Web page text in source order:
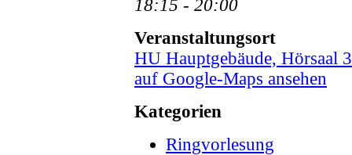
18:15 - 20:00
Veranstaltungsort
HU Hauptgebäude, Hörsaal
auf Google-Maps ansehen
Kategorien
Ringvorlesung